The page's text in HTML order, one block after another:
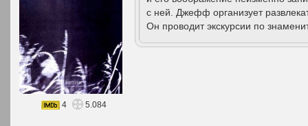
с ней. Джефф организует
Он проводит экскурсии по
4 5.084